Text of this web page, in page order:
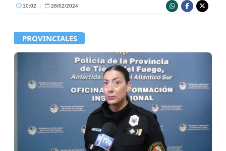
10:02 28/02/2024
PROVINCIALES